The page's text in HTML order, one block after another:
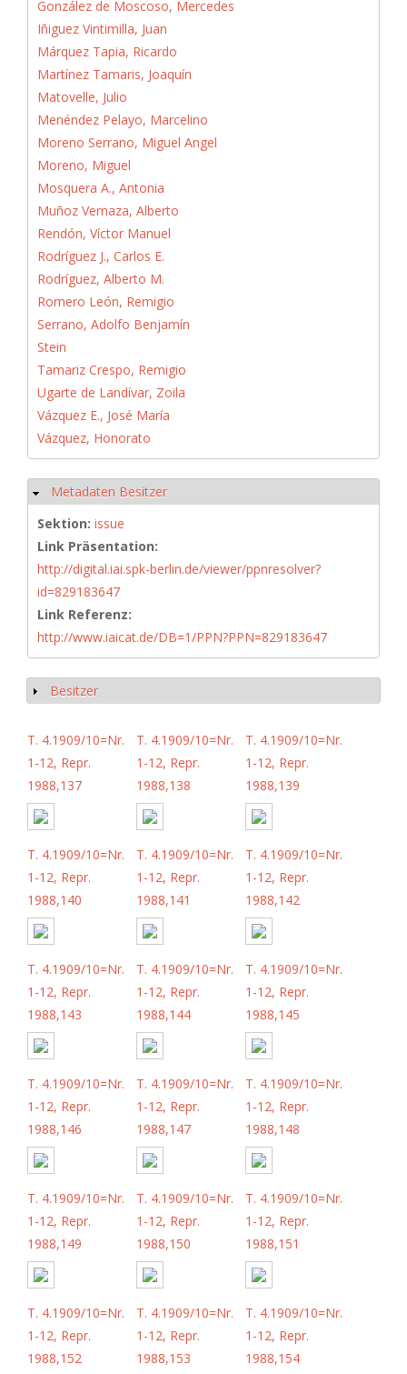
González de Moscoso, Mercedes
Iñiguez Vintimilla, Juan
Márquez Tapia, Ricardo
Martínez Tamaris, Joaquín
Matovelle, Julio
Menéndez Pelayo, Marcelino
Moreno Serrano, Miguel Angel
Moreno, Miguel
Mosquera A., Antonia
Muñoz Vernaza, Alberto
Rendón, Víctor Manuel
Rodríguez J., Carlos E.
Rodríguez, Alberto M.
Romero León, Remigio
Serrano, Adolfo Benjamín
Stein
Tamariz Crespo, Remigio
Ugarte de Landívar, Zoila
Vázquez E., José María
Vázquez, Honorato
Hide
Metadaten Besitzer
Sektion: issue
Link Präsentation:
http://digital.iai.spk-berlin.de/viewer/ppnresolver?
id=829183647
Link Referenz:
http://www.iaicat.de/DB=1/PPN?PPN=829183647
Show
Besitzer
T. 4.1909/10=Nr.
1-12, Repr.
1988,137
T. 4.1909/10=Nr.
1-12, Repr.
1988,138
T. 4.1909/10=Nr.
1-12, Repr.
1988,139
T. 4.1909/10=Nr.
1-12, Repr.
1988,140
T. 4.1909/10=Nr.
1-12, Repr.
1988,141
T. 4.1909/10=Nr.
1-12, Repr.
1988,142
T. 4.1909/10=Nr.
1-12, Repr.
1988,143
T. 4.1909/10=Nr.
1-12, Repr.
1988,144
T. 4.1909/10=Nr.
1-12, Repr.
1988,145
T. 4.1909/10=Nr.
1-12, Repr.
1988,146
T. 4.1909/10=Nr.
1-12, Repr.
1988,147
T. 4.1909/10=Nr.
1-12, Repr.
1988,148
T. 4.1909/10=Nr.
1-12, Repr.
1988,149
T. 4.1909/10=Nr.
1-12, Repr.
1988,150
T. 4.1909/10=Nr.
1-12, Repr.
1988,151
T. 4.1909/10=Nr.
1-12, Repr.
1988,152
T. 4.1909/10=Nr.
1-12, Repr.
1988,153
T. 4.1909/10=Nr.
1-12, Repr.
1988,154